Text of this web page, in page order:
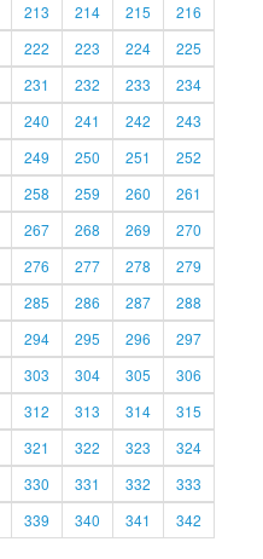
213 214 215
216
222 223 224
225
231 232 233
234
240 241 242
243
249 250 251
252
258 259 260
261
267 268 269
270
276 277 278
279
285 286 287
288
294 295 296
297
303 304 305
306
312 313 314
315
321 322 323
324
330 331 332
333
339 340 341
342